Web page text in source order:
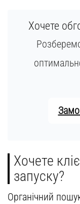
Хочете
Хочете
запуску?
Органічний